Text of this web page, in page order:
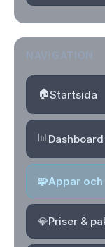
🏠Startsida
📊Dashboard
🧩Appar
💎Priser &